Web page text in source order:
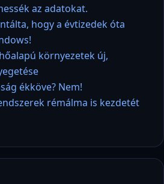
az adatokat.
hogy a évtizedek óta
környezetek új,
ékköve? Nem!
rémálma is kezdetét